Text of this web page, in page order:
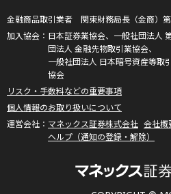
金融商品取引業者 関東財務局長（金商）
日本証券業協会、一般社団法人
団法人 金融先物取引業協会、
一般社団法人 日本暗号資産等取
協会
リスク・手数料などの重要事項
個人情報のお取り扱いについて
マネックス証券株式会社 会社概
ヘルプ（通知の登録・解除）